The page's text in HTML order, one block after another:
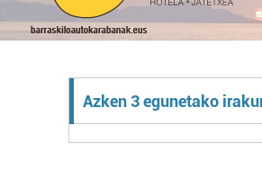
Azken 3 egunetako